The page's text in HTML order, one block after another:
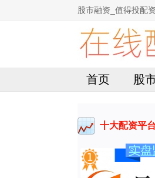
股市融资_值得投配
首页 股
十大配资平